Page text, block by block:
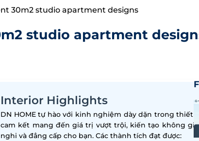
30m2 studio apartment designs
studio apartment
Interior Highlights
DN HOME tự hào với kinh nghiệm dày dặn trong thiết
cam kết mang đến giá trị vượt trội, kiến tạo không
nghi và đẳng cấp cho bạn. Các thành tích đạt được: